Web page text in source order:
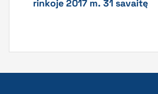
rinkoje 2017 m. 31 savaitę